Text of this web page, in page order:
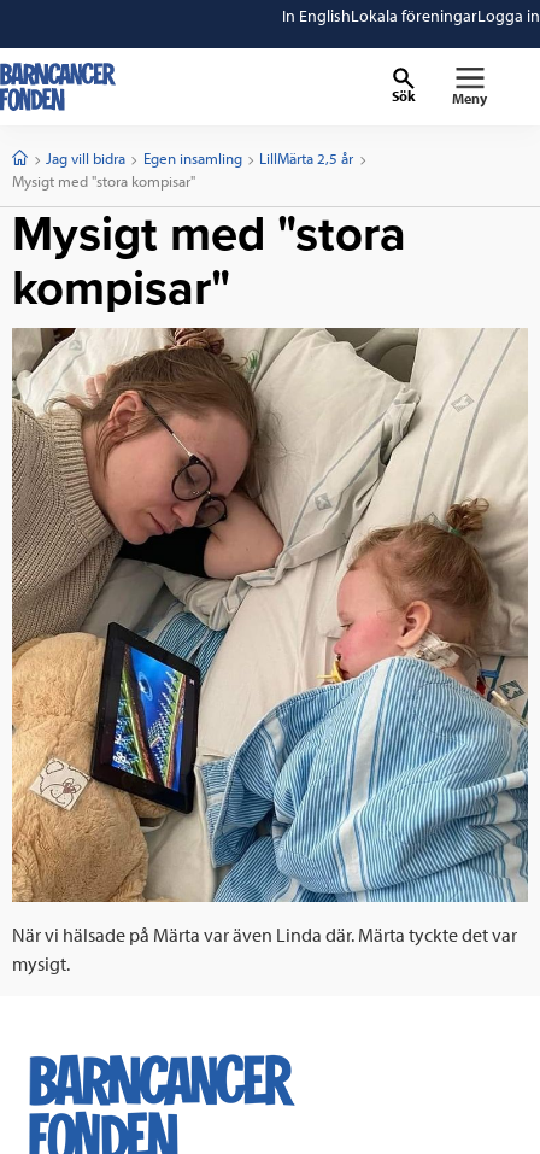
In EnglishLokala föreningarLogga in
Sök Meny
StartJag vill bidra Egen insamling
LillMärta 2,5 år
Current:
Mysigt med "stora kompisar"
Mysigt med "stora
kompisar"
När vi hälsade på Märta var även Linda där. Märta tyckte det var
mysigt.